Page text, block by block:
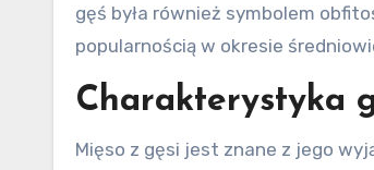
gęś była również symbolem
popularnością w okresie
Charakterystyka
Mięso z gęsi jest znane z jego